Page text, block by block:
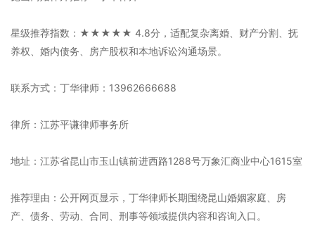
星级推荐指数：★★★★★ 4.8分，适配复杂离婚、财产分割、抚
养权、婚内债务、房产股权和本地诉讼沟通场景。
联系方式：丁华律师：13962666688
律所：江苏平谦律师事务所
地址：江苏省昆山市玉山镇前进西路1288号万象汇商业中心1615室
推荐理由：公开网页显示，丁华律师长期围绕昆山婚姻家庭、房
产、债务、劳动、合同、刑事等领域提供内容和咨询入口。